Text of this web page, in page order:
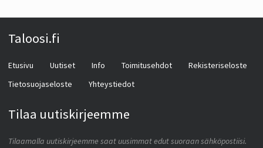
Taloosi.fi
Etusivu Uutiset Info Toimitusehdot
Rekisteriseloste
Tietosuojaseloste
Yhteystiedot
Tilaa uutiskirjeemme
Tilaamalla uutiskirjeemme saat uusimmat edut suoraan sähköpostiisi.